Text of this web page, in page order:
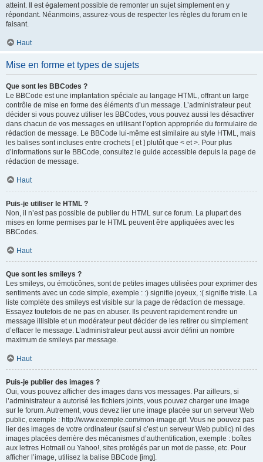
atteint. Il est également possible de remonter un sujet simplement en y
répondant. Néanmoins, assurez-vous de respecter les règles du forum en le
faisant.
Haut
Mise en forme et types de sujets
Que sont les BBCodes ?
Le BBCode est une implantation spéciale au langage HTML, offrant un large
contrôle de mise en forme des éléments d’un message. L’administrateur peut
décider si vous pouvez utiliser les BBCodes, vous pouvez aussi les désactiver
dans chacun de vos messages en utilisant l’option appropriée du formulaire de
rédaction de message. Le BBCode lui-même est similaire au style HTML, mais
les balises sont incluses entre crochets [ et ] plutôt que < et >. Pour plus
d’informations sur le BBCode, consultez le guide accessible depuis la page de
rédaction de message.
Haut
Puis-je utiliser le HTML ?
Non, il n’est pas possible de publier du HTML sur ce forum. La plupart des
mises en forme permises par le HTML peuvent être appliquées avec les
BBCodes.
Haut
Que sont les smileys ?
Les smileys, ou émoticônes, sont de petites images utilisées pour exprimer des
sentiments avec un code simple, exemple : :) signifie joyeux, :( signifie triste. La
liste complète des smileys est visible sur la page de rédaction de message.
Essayez toutefois de ne pas en abuser. Ils peuvent rapidement rendre un
message illisible et un modérateur peut décider de les retirer ou simplement
d’effacer le message. L’administrateur peut aussi avoir défini un nombre
maximum de smileys par message.
Haut
Puis-je publier des images ?
Oui, vous pouvez afficher des images dans vos messages. Par ailleurs, si
l’administrateur a autorisé les fichiers joints, vous pouvez charger une image
sur le forum. Autrement, vous devez lier une image placée sur un serveur Web
public, exemple : http://www.exemple.com/mon-image.gif. Vous ne pouvez pas
lier des images de votre ordinateur (sauf si c’est un serveur Web public) ni des
images placées derrière des mécanismes d’authentification, exemple : boîtes
aux lettres Hotmail ou Yahoo!, sites protégés par un mot de passe, etc. Pour
afficher l’image, utilisez la balise BBCode [img].